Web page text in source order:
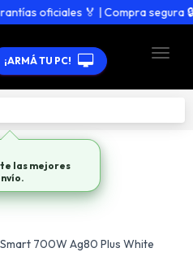
oficiales 🏅 | Compra segura 🔒
¡ARMÁ TU PC!
las mejores